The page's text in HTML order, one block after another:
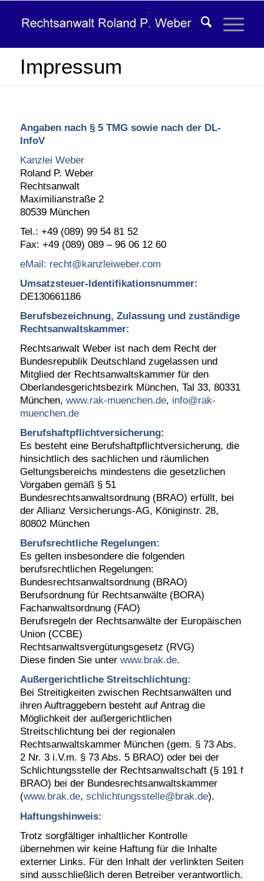
Impressum
Angaben nach § 5 TMG sowie nach der DL-
InfoV
Kanzlei Weber
Roland P. Weber
Rechtsanwalt
Maximilianstraße 2
80539 München
Tel.: +49 (089) 99 54 81 52
Fax: +49 (089) 089 – 96 06 12 60
eMail: recht@kanzleiweber.com
Umsatzsteuer-Identifikationsnummer:
DE130661186
Berufsbezeichnung, Zulassung und zuständige
Rechtsanwaltskammer:
Rechtsanwalt Weber ist nach dem Recht der
Bundesrepublik Deutschland zugelassen und
Mitglied der Rechtsanwaltskammer für den
Oberlandesgerichtsbezirk München, Tal 33, 80331
München, www.rak-muenchen.de, info@rak-
muenchen.de
Berufshaftpflichtversicherung:
Es besteht eine Berufshaftpflichtversicherung, die
hinsichtlich des sachlichen und räumlichen
Geltungsbereichs mindestens die gesetzlichen
Vorgaben gemäß § 51
Bundesrechtsanwaltsordnung (BRAO) erfüllt, bei
der Allianz Versicherungs-AG, Königinstr. 28,
80802 München
Berufsrechtliche Regelungen:
Es gelten insbesondere die folgenden
berufsrechtlichen Regelungen:
Bundesrechtsanwaltsordnung (BRAO)
Berufsordnung für Rechtsanwälte (BORA)
Fachanwaltsordnung (FAO)
Berufsregeln der Rechtsanwälte der Europäischen
Union (CCBE)
Rechtsanwaltsvergütungsgesetz (RVG)
Diese finden Sie unter www.brak.de.
Außergerichtliche Streitschlichtung:
Bei Streitigkeiten zwischen Rechtsanwälten und
ihren Auftraggebern besteht auf Antrag die
Möglichkeit der außergerichtlichen
Streitschlichtung bei der regionalen
Rechtsanwaltskammer München (gem. § 73 Abs.
2 Nr. 3 i.V.m. § 73 Abs. 5 BRAO) oder bei der
Schlichtungsstelle der Rechtsanwaltschaft (§ 191 f
BRAO) bei der Bundesrechtsanwaltskammer
(www.brak.de, schlichtungsstelle@brak.de).
Haftungshinweis:
Trotz sorgfältiger inhaltlicher Kontrolle
übernehmen wir keine Haftung für die Inhalte
externer Links. Für den Inhalt der verlinkten Seiten
sind ausschließlich deren Betreiber verantwortlich.